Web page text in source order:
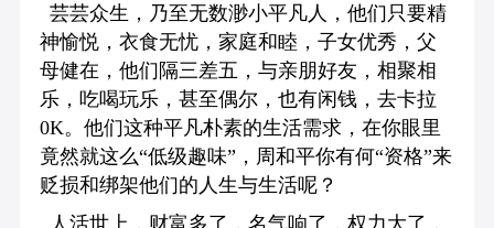
芸芸众生，乃至无数渺小平凡人，他们只要精
神愉悦，衣食无忧，家庭和睦，子女优秀，父
母健在，他们隔三差五，与亲朋好友，相聚相
乐，吃喝玩乐，甚至偶尔，也有闲钱，去卡拉
0K。他们这种平凡朴素的生活需求，在你眼里
竟然就这么“低级趣味”，周和平你有何“资格”来
贬损和绑架他们的人生与生活呢？
人活世上，财富多了，名气响了，权力大了，